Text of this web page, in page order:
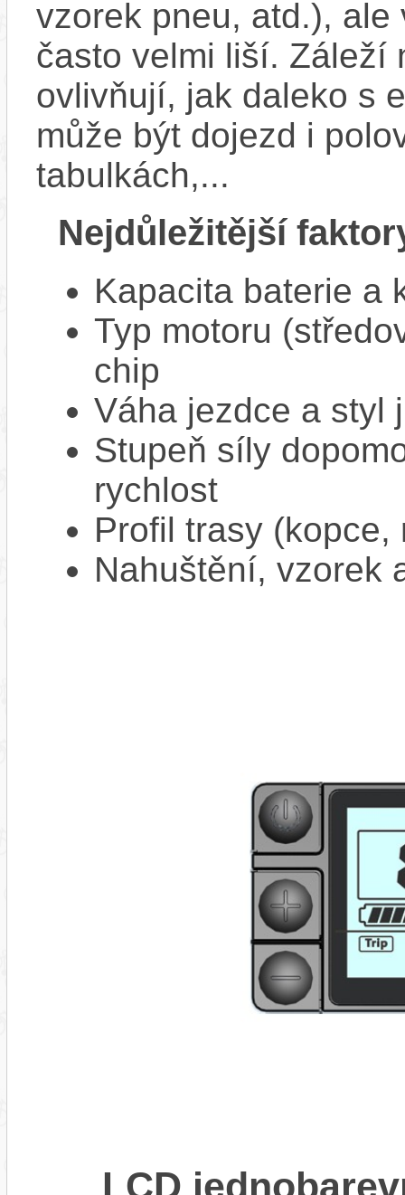
vzorek pneu, atd.),
často velmi liší. Záleží
ovlivňují, jak daleko s
může být dojezd i
tabulkách,...
Nejdůležitější
Kapacita baterie a
Typ motoru
chip
Váha jezdce a styl
Stupeň síly
rychlost
Profil trasy
Nahuštění, vzorek
LCD